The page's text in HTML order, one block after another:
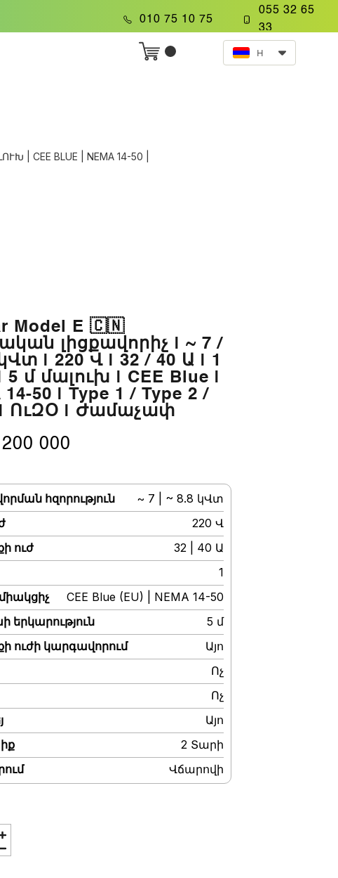
010 75 10 75
055 32 65
33
CEE BLUE | NEMA 14-50 |
Model E 🇨🇳
լիցքավորիչ | ~ 7 /
| 220 Վ | 32 / 40 Ա | 1
մ մալուխ | CEE Blue |
14-50 | Type 1 / Type 2 /
| ՈւԶՕ | Ժամաչափ
200 000
հզորություն
~ 7 | ~ 8.8 կՎտ
220 Վ
ուժ
32 | 40 Ա
1
CEE Blue (EU) | NEMA 14-50
երկարություն
5 մ
ուժի կարգավորում
Այո
Ոչ
Ոչ
Այո
2 Տարի
Վճարովի